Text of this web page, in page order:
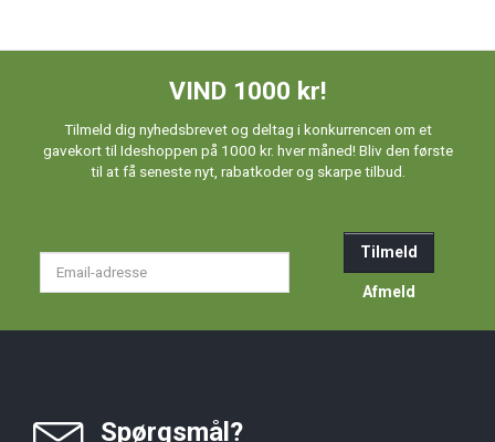
VIND 1000 kr!
Tilmeld dig nyhedsbrevet og deltag i konkurrencen om et
gavekort til Ideshoppen på 1000 kr. hver måned! Bliv den første
til at få seneste nyt, rabatkoder og skarpe tilbud.
Tilmeld
Afmeld
Spørgsmål?